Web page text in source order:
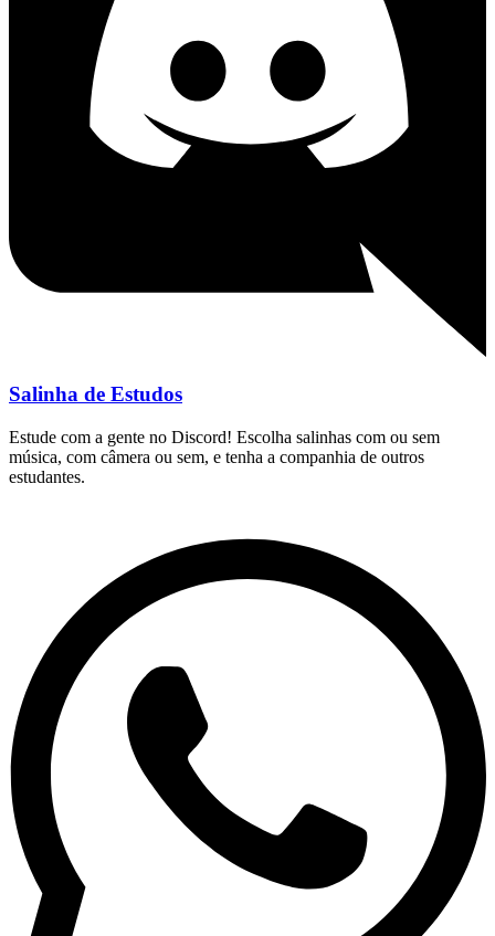
Salinha de Estudos
Estude com a gente no Discord! Escolha salinhas com ou sem
música, com câmera ou sem, e tenha a companhia de outros
estudantes.